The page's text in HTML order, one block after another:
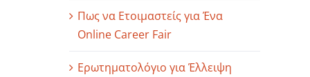
Πως να Ετοιμαστείς για Ένα
Online Career Fair
Ερωτηματολόγιο για Έλλειψη